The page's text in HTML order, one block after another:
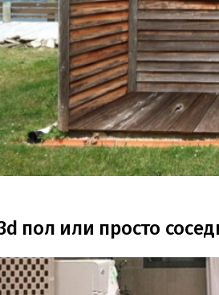
пол или просто